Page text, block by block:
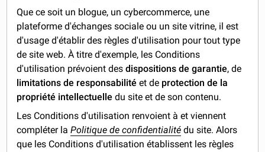
Que ce soit un blogue, un cybercommerce, une
plateforme d'échanges sociale ou un site vitrine, il est
d'usage d'établir des règles d'utilisation pour tout type
de site web. À titre d'exemple, les Conditions
d'utilisation prévoient desdispositions de garantie, de
limitations de responsabilité et de protection de la
propriété intellectuelle du site et de son contenu.
Les Conditions d'utilisation renvoient à et viennent
compléter laPolitique de confidentialité du site. Alors
que les Conditions d'utilisation établissent les règles